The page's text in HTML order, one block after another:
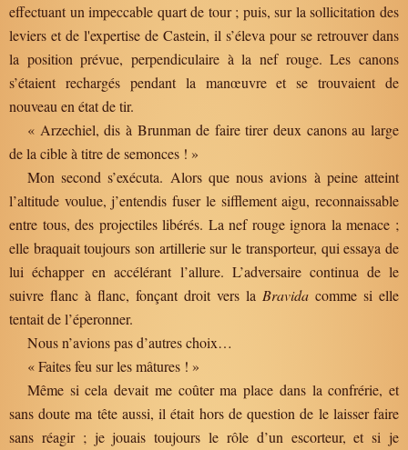
effectuant un impeccable quart de tour ; puis, sur la sollicitation des
leviers et de l'expertise de Castein, il s’éleva pour se retrouver dans
la position prévue, perpendiculaire à la nef rouge. Les canons
s’étaient rechargés pendant la manœuvre et se trouvaient de
nouveau en état de tir.
« Arzechiel, dis à Brunman de faire tirer deux canons au large
de la cible à titre de semonces ! »
Mon second s’exécuta. Alors que nous avions à peine atteint
l’altitude voulue, j’entendis fuser le sifflement aigu, reconnaissable
entre tous, des projectiles libérés. La nef rouge ignora la menace ;
elle braquait toujours son artillerie sur le transporteur, qui essaya de
lui échapper en accélérant l’allure. L’adversaire continua de le
suivre flanc à flanc, fonçant droit vers la Bravida comme si elle
tentait de l’éperonner.
Nous n’avions pas d’autres choix…
« Faites feu sur les mâtures ! »
Même si cela devait me coûter ma place dans la confrérie, et
sans doute ma tête aussi, il était hors de question de le laisser faire
sans réagir ; je jouais toujours le rôle d’un escorteur, et si je